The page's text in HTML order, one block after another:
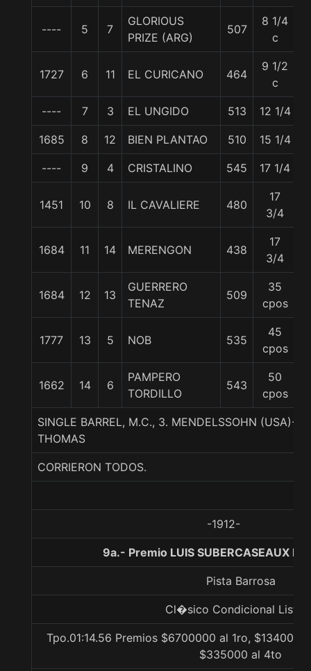
---- 5 7
GLORIOUS
PRIZE (ARG)
507
8 1/4
c
1727 6 11 EL CURICANO 464
9 1/2
c
---- 7 3 EL UNGIDO 513 12 1/4
1685 8 12 BIEN PLANTAO 510 15 1/4
---- 9 4 CRISTALINO 545 17 1/4
1451 10 8 IL CAVALIERE 480
17
3/4
1684 11 14 MERENGON 438
17
3/4
1684 12 13
GUERRERO
TENAZ
509
35
cpos
1777 13 5 NOB 535
45
cpos
1662 14 6
PAMPERO
TORDILLO
543
50
cpos
SINGLE BARREL, M.C., 3. MENDELSSOHN (USA)-
THOMAS
CORRIERON TODOS.
-1912-
9a.- Premio LUIS SUBERCASEAUX
Pista Barrosa
Cl�sico Condicional
Tpo.01:14.56 Premios $6700000 al 1ro,
$335000 al 4to